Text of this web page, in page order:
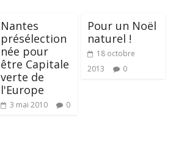
Nantes
présélection
née pour
être Capitale
verte de
l'Europe
3 mai 2010 0
Pour un Noël
naturel !
18 octobre
2013
0